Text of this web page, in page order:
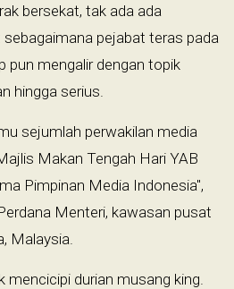
bersekat, tak ada ada
pejabat teras pada
pun mengalir dengan topik
hingga serius.
sejumlah perwakilan media
Makan Tengah Hari YAB
Pimpinan Media Indonesia",
Menteri, kawasan pusat
Malaysia.
durian musang king.